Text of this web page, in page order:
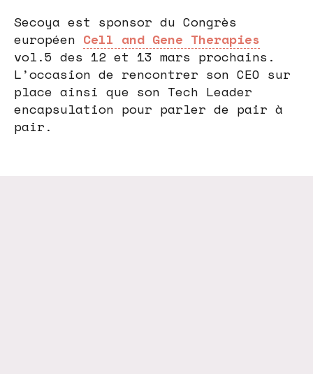
Secoya est sponsor du Congrès
européen Cell and Gene Therapies
vol.5 des 12 et 13 mars prochains.
L’occasion de rencontrer son CEO sur
place ainsi que son Tech Leader
encapsulation pour parler de pair à
pair.